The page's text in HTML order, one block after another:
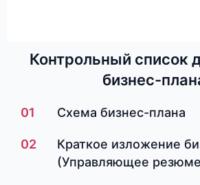
Контрольный список
бизнес-
01 Схема бизнес-плана
02
Краткое изложение
(Управляющее